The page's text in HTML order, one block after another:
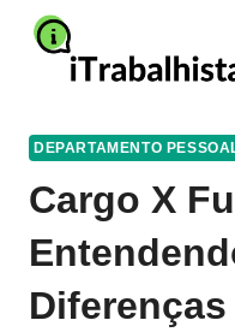
Pular
para
DEPARTAMENTO
Cargo X